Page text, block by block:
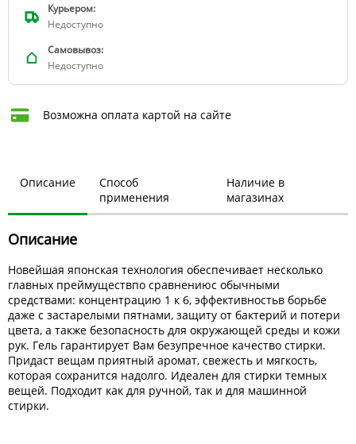
Курьером:
Недоступно
Самовывоз:
Недоступно
Возможна оплата картой на сайте
Описание
Способ
применения
Наличие в
магазинах
Описание
Новейшая японская технология обеспечивает несколько
главных преймуществпо сравнениюс обычными
средствами: концентрацию 1 к 6, эффективностьв борьбе
даже с застарелыми пятнами, защиту от бактерий и потери
цвета, а также безопасность для окружающей среды и кожи
рук. Гель гарантирует Вам безупречное качество стирки.
Придаст вещам приятный аромат, свежесть и мягкость,
которая сохранится надолго. Идеален для стирки темных
вещей. Подходит как для ручной, так и для машинной
стирки.